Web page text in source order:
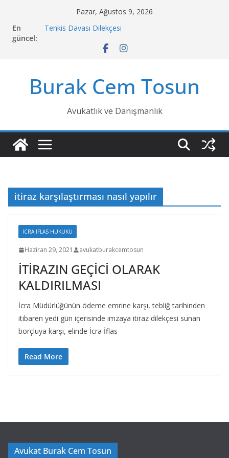
content
Pazar, Ağustos 9, 2026
En
güncel:
Tenkis Davası Dilekçesi
Fiziksel Şiddet Sebebiyle Boşanma Davası
Vasiyetname Nedir, Çeşitleri Nelerdir, Nasıl
Düzenlenir?
Burak Cem Tosun
Avukatlık ve Danışmanlık
itiraz karşılaştırması nasıl yapılır
İCRA İFLAS HUKUKU
Haziran 29, 2021 avukatburakcemtosun
İTİRAZIN GEÇİCİ OLARAK
KALDIRILMASI
İcra Müdürlüğünün ödeme emrine karşı, tebliğ tarihinden
itibaren yedi gün içerisinde imzaya itiraz dilekçesi sunan
borçluya karşı, elinde İcra İflas
Read More
Avukat Burak Cem Tosun